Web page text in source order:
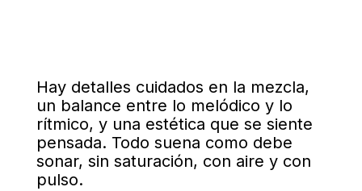
Hay detalles cuidados en la mezcla,
un balance entre lo melódico y lo
rítmico, y una estética que se siente
pensada. Todo suena como debe
sonar, sin saturación, con aire y con
pulso.